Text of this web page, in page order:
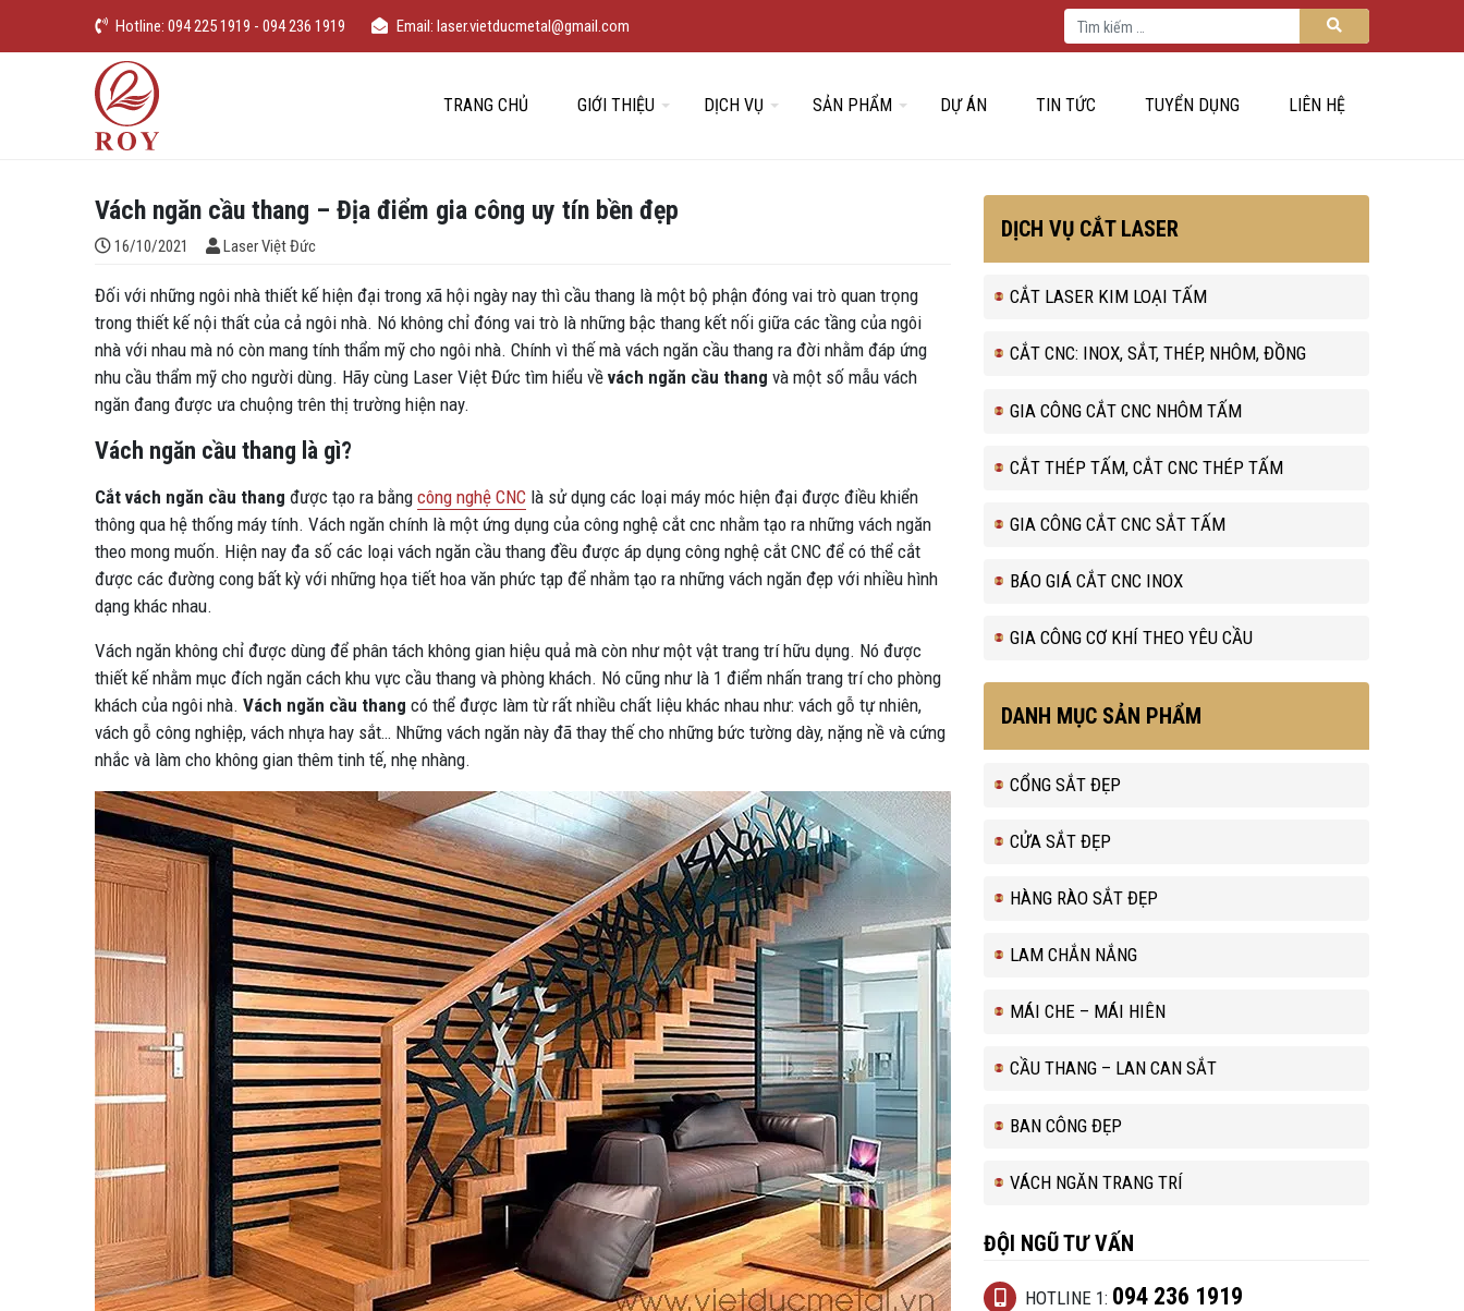
Chuyển đến nội dung
Hotline: 094 225 1919 - 094 236 1919 Email: laser.vietducmetal@gmail.com Tìm kiếm cho:
Laser Việt Đức
TRANG CHỦ GIỚI THIỆU DỊCH VỤ SẢN PHẨM DỰ ÁN TIN TỨC TUYỂN DỤNG LIÊN HỆ
Vách ngăn cầu thang – Địa điểm gia công uy tín bền đẹp
16/10/2021 Đăng bởi
Laser Việt Đức
Đối với những ngôi nhà thiết kế hiện đại trong xã hội ngày nay thì cầu thang là một bộ phận đóng vai trò quan trọng
trong thiết kế nội thất của cả ngôi nhà. Nó không chỉ đóng vai trò là những bậc thang kết nối giữa các tầng của ngôi
nhà với nhau mà nó còn mang tính thẩm mỹ cho ngôi nhà. Chính vì thế mà vách ngăn cầu thang ra đời nhằm đáp ứng
nhu cầu thẩm mỹ cho người dùng. Hãy cùng Laser Việt Đức tìm hiểu về vách ngăn cầu thang và một số mẫu vách
ngăn đang được ưa chuộng trên thị trường hiện nay.
Vách ngăn cầu thang là gì?
Cắt vách ngăn cầu thang được tạo ra bằng công nghệ CNC là sử dụng các loại máy móc hiện đại được điều khiển
thông qua hệ thống máy tính. Vách ngăn chính là một ứng dụng của công nghệ cắt cnc nhằm tạo ra những vách ngăn
theo mong muốn. Hiện nay đa số các loại vách ngăn cầu thang đều được áp dụng công nghệ cắt CNC để có thể cắt
được các đường cong bất kỳ với những họa tiết hoa văn phức tạp để nhằm tạo ra những vách ngăn đẹp với nhiều hình
dạng khác nhau.
Vách ngăn không chỉ được dùng để phân tách không gian hiệu quả mà còn như một vật trang trí hữu dụng. Nó được
thiết kế nhằm mục đích ngăn cách khu vực cầu thang và phòng khách. Nó cũng như là 1 điểm nhấn trang trí cho phòng
khách của ngôi nhà. Vách ngăn cầu thang có thể được làm từ rất nhiều chất liệu khác nhau như: vách gỗ tự nhiên,
vách gỗ công nghiệp, vách nhựa hay sắt… Những vách ngăn này đã thay thế cho những bức tường dày, nặng nề và cứng
nhắc và làm cho không gian thêm tinh tế, nhẹ nhàng.
DỊCH VỤ CẮT LASER
CẮT LASER KIM LOẠI TẤM
CẮT CNC: INOX, SẮT, THÉP, NHÔM, ĐỒNG
GIA CÔNG CẮT CNC NHÔM TẤM
CẮT THÉP TẤM, CẮT CNC THÉP TẤM
GIA CÔNG CẮT CNC SẮT TẤM
BÁO GIÁ CẮT CNC INOX
GIA CÔNG CƠ KHÍ THEO YÊU CẦU
DANH MỤC SẢN PHẨM
CỔNG SẮT ĐẸP
CỬA SẮT ĐẸP
HÀNG RÀO SẮT ĐẸP
LAM CHẮN NẮNG
MÁI CHE – MÁI HIÊN
CẦU THANG – LAN CAN SẮT
BAN CÔNG ĐẸP
VÁCH NGĂN TRANG TRÍ
ĐỘI NGŨ TƯ VẤN
HOTLINE 1: 094 236 1919